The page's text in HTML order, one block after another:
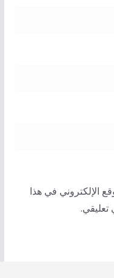
الإلكتروني في هذا
تعليقي.